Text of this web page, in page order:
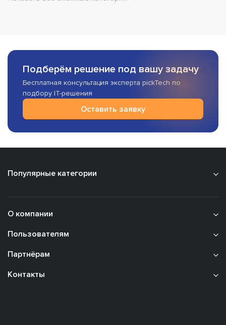
Подберём решение под вашу задачу
Бесплатная консультация эксперта pickTech по
подбору IT-решения
Оставить заявку
Популярные категории
О компании
Пользователям
Партнёрам
Контакты